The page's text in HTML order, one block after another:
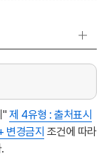
"제 4유형 : 출처표시
변경금지 조건에 따라